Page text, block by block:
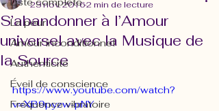
La peur
Amour inconditionnel
Authenticité
Éveil de conscience
Fréquence vibratoire
S’abandonner à l’Amour
universel avec la Musique de
la Source
23 nov. 20162 min de lecture
https://www.youtube.com/watch?
v=XB9pyzw-pNY